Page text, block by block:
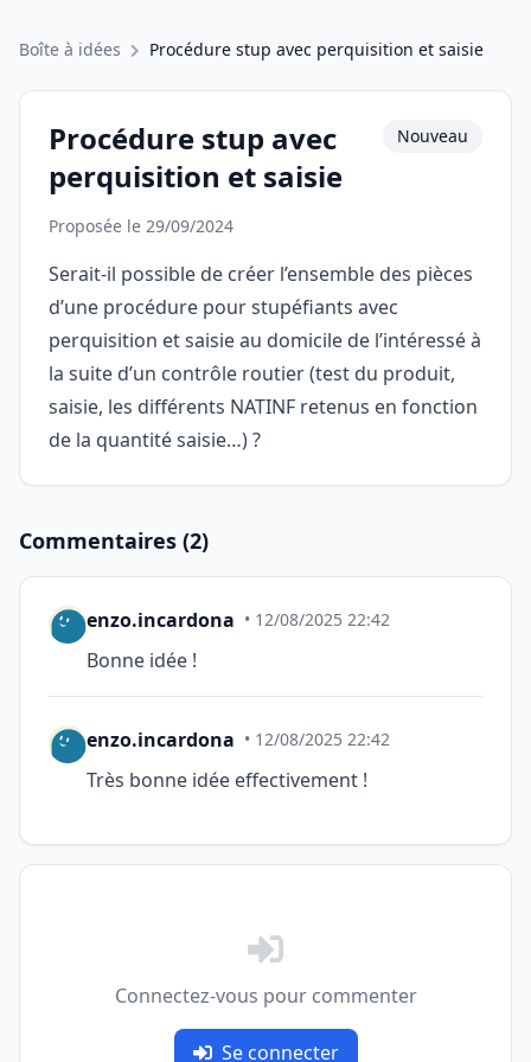
Boîte à idées Procédure stup avec perquisition et saisie
Procédure stup avec
perquisition et saisie
Nouveau
Proposée le 29/09/2024
Serait-il possible de créer l’ensemble des pièces
d’une procédure pour stupéfiants avec
perquisition et saisie au domicile de l’intéressé à
la suite d’un contrôle routier (test du produit,
saisie, les différents NATINF retenus en fonction
de la quantité saisie…) ?
Commentaires (2)
enzo.incardona • 12/08/2025 22:42
Bonne idée !
enzo.incardona • 12/08/2025 22:42
Très bonne idée effectivement !
Connectez-vous pour commenter
Se connecter